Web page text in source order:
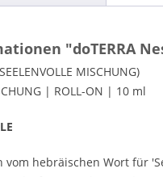
"doTERRA
MISCHUNG)
| ROLL-ON | 10 ml
vom hebräischen Wort für